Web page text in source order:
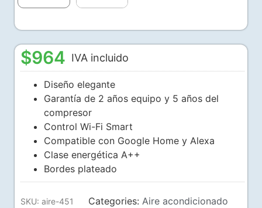
$964 IVA incluido
Diseño elegante
Garantía de 2 años equipo y 5 años del
compresor
Control Wi-Fi Smart
Compatible con Google Home y Alexa
Clase energética A++
Bordes plateado
SKU: aire-451 Categories: Aire acondicionado